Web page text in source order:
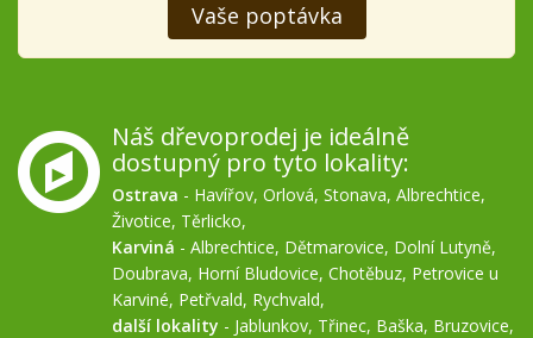
Vaše poptávka
Náš dřevoprodej je ideálně
dostupný pro tyto lokality:
Ostrava - Havířov, Orlová, Stonava, Albrechtice,
Životice, Těrlicko,
Karviná - Albrechtice, Dětmarovice, Dolní Lutyně,
Doubrava, Horní Bludovice, Chotěbuz, Petrovice u
Karviné, Petřvald, Rychvald,
další lokality - Jablunkov, Třinec, Baška, Bruzovice,